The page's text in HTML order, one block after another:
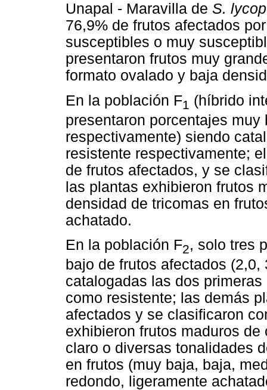
Unapal - Maravilla de S.
76,9% de frutos afectados
susceptibles o muy
presentaron frutos muy
formato ovalado y baja
En la población F1 (híbrido
presentaron porcentajes
respectivamente) siendo
resistente respectivamente;
de frutos afectados, y se
las plantas exhibieron frutos
densidad de tricomas en
achatado.
En la población F2, solo tres
bajo de frutos afectados
catalogadas las dos
como resistente; las demás
afectados y se clasificaron
exhibieron frutos maduros
claro o diversas tonalidades
en frutos (muy baja, baja,
redondo, ligeramente